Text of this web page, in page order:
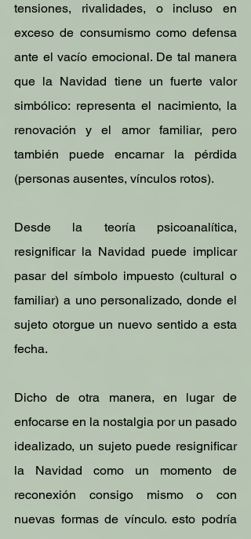
tensiones, rivalidades, o incluso en
exceso de consumismo como defensa
ante el vacío emocional. De tal manera
que la Navidad tiene un fuerte valor
simbólico: representa el nacimiento, la
renovación y el amor familiar, pero
también puede encarnar la pérdida
(personas ausentes, vínculos rotos).
Desde la teoría psicoanalítica,
resignificar la Navidad puede implicar
pasar del símbolo impuesto (cultural o
familiar) a uno personalizado, donde el
sujeto otorgue un nuevo sentido a esta
fecha.
Dicho de otra manera, en lugar de
enfocarse en la nostalgia por un pasado
idealizado, un sujeto puede resignificar
la Navidad como un momento de
reconexión consigo mismo o con
nuevas formas de vínculo. esto podría